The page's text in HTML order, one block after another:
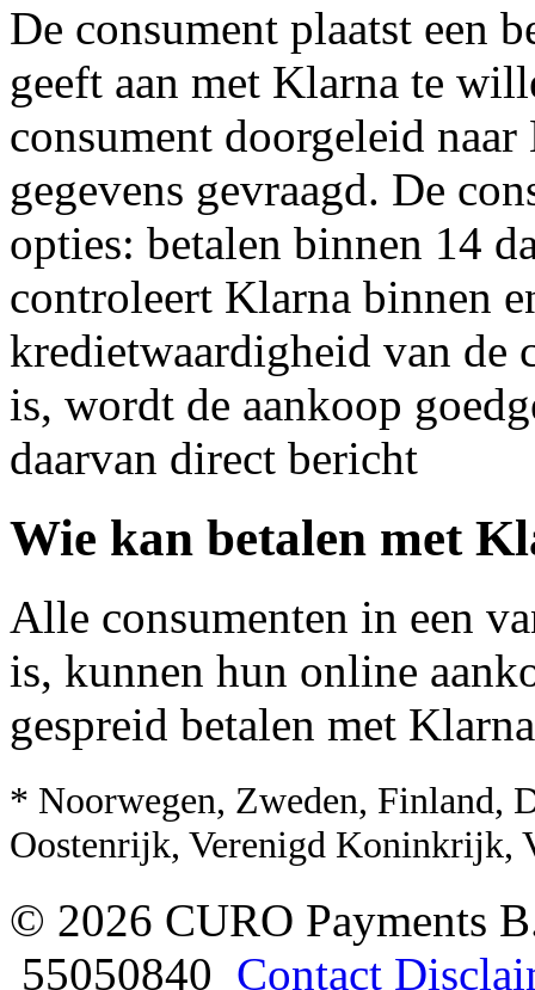
De consument plaatst een
geeft aan met Klarna te
consument doorgeleid
gegevens gevraagd. De
opties: betalen binnen 14
controleert Klarna binnen
kredietwaardigheid van de
is, wordt de aankoop
daarvan direct bericht
Wie kan betalen met
Alle consumenten in een
is, kunnen hun online
gespreid betalen met
* Noorwegen, Zweden, Finland,
Oostenrijk, Verenigd Koninkrijk,
© 2026 CURO Payments
55050840 Contact